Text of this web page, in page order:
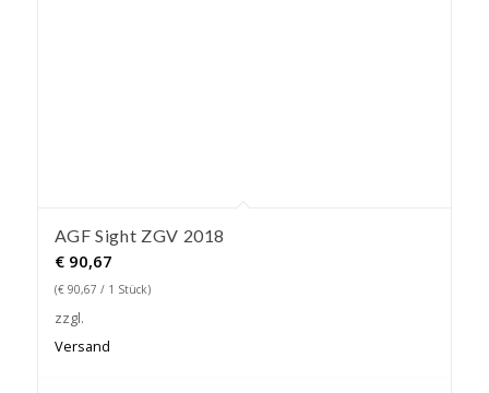
AGF Sight ZGV 2018
€90,67
(€90,67 / 1 Stück)
zzgl.
Versand